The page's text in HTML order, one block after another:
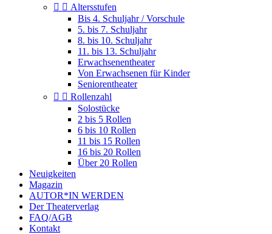
  Altersstufen
Bis 4. Schuljahr / Vorschule
5. bis 7. Schuljahr
8. bis 10. Schuljahr
11. bis 13. Schuljahr
Erwachsenentheater
Von Erwachsenen für Kinder
Seniorentheater
  Rollenzahl
Solostücke
2 bis 5 Rollen
6 bis 10 Rollen
11 bis 15 Rollen
16 bis 20 Rollen
Über 20 Rollen
Neuigkeiten
Magazin
AUTOR*IN WERDEN
Der Theaterverlag
FAQ/AGB
Kontakt